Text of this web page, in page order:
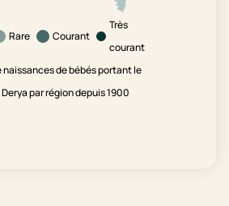
Rare Courant
Très
courant
naissances de bébés portant le
par région depuis 1900